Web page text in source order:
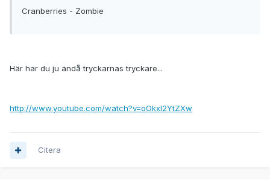
Cranberries - Zombie
Här har du ju ändå tryckarnas tryckare...
http://www.youtube.com/watch?v=oOkxI2YtZXw
Citera